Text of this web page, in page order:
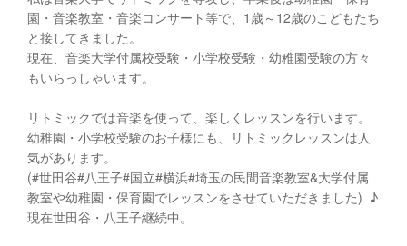
園・音楽教室・音楽コンサート等で、1歳～12歳のこどもたち
と接してきました。
現在、音楽大学付属校受験・小学校受験・幼稚園受験の方々
もいらっしゃいます。
リトミックでは音楽を使って、楽しくレッスンを行います。
幼稚園・小学校受験のお子様にも、リトミックレッスンは人
気があります。
(#世田谷#八王子#国立#横浜#埼玉の民間音楽教室&大学付属
教室や幼稚園・保育園でレッスンをさせていただきました) ♪
現在世田谷・八王子継続中。